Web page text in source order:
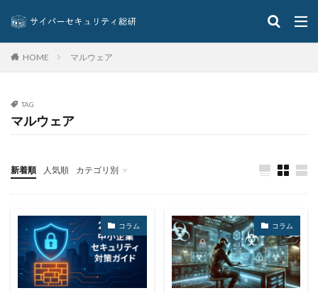
コロナウイルス
コンプライアンス
サーバ サーバー
サイト
サイバーセキュリティ
サイバーセキュリティ保険
サイバーセキュリティ協議会
サイバー犯罪条約
サイボウズ
サイランス
サプライチェーン
サポート
サポート詐欺
シーザーズ
シグネチャ
シグネチャー
システム
システムエラー
システムエンジニア
HOME マルウェア
TAG
マルウェア
新着順 人気順 カテゴリ別
イベント
インタビュー
クイズ
ニュース
コラム コラム